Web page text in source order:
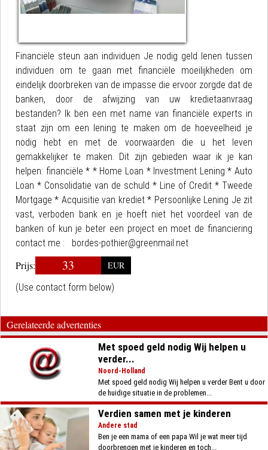
Financiële steun aan individuen Je nodig geld lenen tussen
individuen om te gaan met financiële moeilijkheden om
eindelijk doorbreken van de impasse die ervoor zorgde dat de
banken, door de afwijzing van uw kredietaanvraag
bestanden? Ik ben een met name van financiële experts in
staat zijn om een lening te maken om de hoeveelheid je
nodig hebt en met de voorwaarden die u het leven
gemakkelijker te maken. Dit zijn gebieden waar ik je kan
helpen: financiële * * Home Loan * Investment Lening * Auto
Loan * Consolidatie van de schuld * Line of Credit * Tweede
Mortgage * Acquisitie van krediet * Persoonlijke Lening Je zit
vast, verboden bank en je hoeft niet het voordeel van de
banken of kun je beter een project en moet de financiering
contact me : bordes-pothier@greenmail.net
Prijs: 33
EUR
(Use contact form below)
Gerelateerde advertenties
Met spoed geld nodig Wij helpen u
verder...
Noord-Holland
Met spoed geld nodig Wij helpen u verder Bent u door
de huidige situatie in de problemen...
Verdien samen met je kinderen
Andere stad
Ben je een mama of een papa Wil je wat meer tijd
doorbrengen met je kinderen en toch...